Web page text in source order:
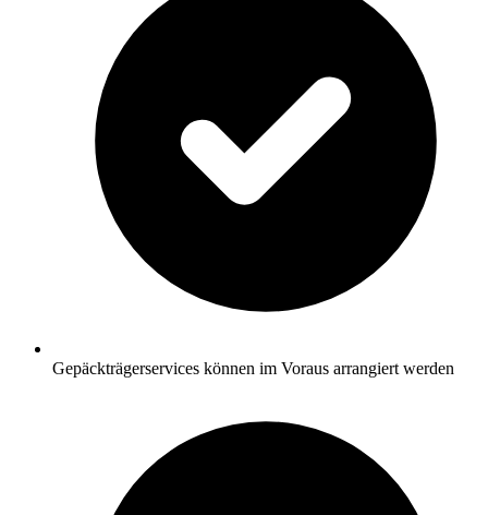
Gepäckträgerservices können im Voraus arrangiert werden